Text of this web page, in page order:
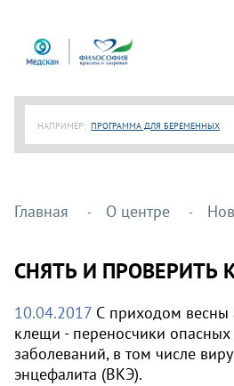
НАПРИМЕР: ПРОГРАММА ДЛЯ БЕРЕМЕННЫХ
Главная О центре
СНЯТЬ И ПРОВЕРИТЬ
10.04.2017 С приходом весны
клещи - переносчики
заболеваний, в том числе
энцефалита (ВКЭ).